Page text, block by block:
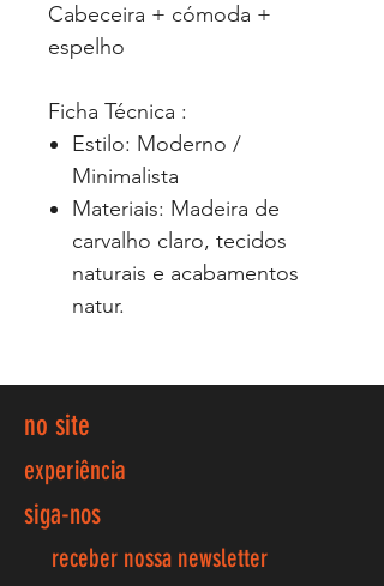
Cabeceira + cómoda +
espelho
Ficha Técnica :
Estilo: Moderno /
Minimalista
Materiais: Madeira de
carvalho claro, tecidos
naturais e acabamentos
natur.
no site
experiência
siga-nos
receber nossa newsletter